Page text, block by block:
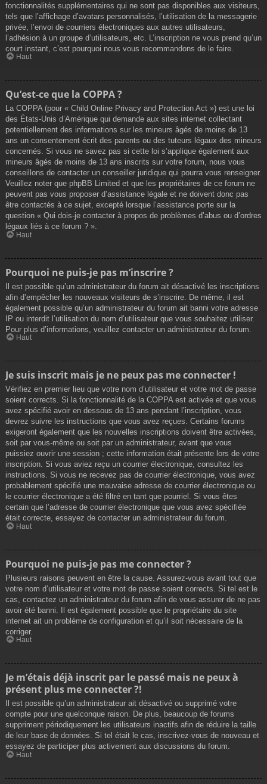
fonctionnalités supplémentaires qui ne sont pas disponibles aux visiteurs,
tels que l’affichage d’avatars personnalisés, l’utilisation de la messagerie
privée, l’envoi de courriers électroniques aux autres utilisateurs,
l’adhésion à un groupe d’utilisateurs, etc. L’inscription ne vous prend qu’un
court instant, c’est pourquoi nous vous recommandons de le faire.
Haut
Qu’est-ce que la COPPA ?
La COPPA (pour « Child Online Privacy and Protection Act ») est une loi
des États-Unis d’Amérique qui demande aux sites internet collectant
potentiellement des informations sur les mineurs âgés de moins de 13
ans un consentement écrit des parents ou des tuteurs légaux des mineurs
concernés. Si vous ne savez pas si cette loi s’applique également aux
mineurs âgés de moins de 13 ans inscrits sur votre forum, nous vous
conseillons de contacter un conseiller juridique qui pourra vous renseigner.
Veuillez noter que phpBB Limited et que les propriétaires de ce forum ne
peuvent pas vous proposer d’assistance légale et ne doivent donc pas
être contactés à ce sujet, excepté lorsque l’assistance porte sur la
question « Qui dois-je contacter à propos de problèmes d’abus ou d’ordres
légaux liés à ce forum ? ».
Haut
Pourquoi ne puis-je pas m’inscrire ?
Il est possible qu’un administrateur du forum ait désactivé les inscriptions
afin d’empêcher les nouveaux visiteurs de s’inscrire. De même, il est
également possible qu’un administrateur du forum ait banni votre adresse
IP ou interdit l’utilisation du nom d’utilisateur que vous souhaitez utiliser.
Pour plus d’informations, veuillez contacter un administrateur du forum.
Haut
Je suis inscrit mais je ne peux pas me connecter !
Vérifiez en premier lieu que votre nom d’utilisateur et votre mot de passe
soient corrects. Si la fonctionnalité de la COPPA est activée et que vous
avez spécifié avoir en dessous de 13 ans pendant l’inscription, vous
devrez suivre les instructions que vous avez reçues. Certains forums
exigeront également que les nouvelles inscriptions doivent être activées,
soit par vous-même ou soit par un administrateur, avant que vous
puissiez ouvrir une session ; cette information était présente lors de votre
inscription. Si vous aviez reçu un courrier électronique, consultez les
instructions. Si vous ne recevez pas de courrier électronique, vous avez
probablement spécifié une mauvaise adresse de courrier électronique ou
le courrier électronique a été filtré en tant que pourriel. Si vous êtes
certain que l’adresse de courrier électronique que vous avez spécifiée
était correcte, essayez de contacter un administrateur du forum.
Haut
Pourquoi ne puis-je pas me connecter ?
Plusieurs raisons peuvent en être la cause. Assurez-vous avant tout que
votre nom d’utilisateur et votre mot de passe soient corrects. Si tel est le
cas, contactez un administrateur du forum afin de vous assurer de ne pas
avoir été banni. Il est également possible que le propriétaire du site
internet ait un problème de configuration et qu’il soit nécessaire de la
corriger.
Haut
Je m’étais déjà inscrit par le passé mais ne peux à
présent plus me connecter ?!
Il est possible qu’un administrateur ait désactivé ou supprimé votre
compte pour une quelconque raison. De plus, beaucoup de forums
suppriment périodiquement les utilisateurs inactifs afin de réduire la taille
de leur base de données. Si tel était le cas, inscrivez-vous de nouveau et
essayez de participer plus activement aux discussions du forum.
Haut